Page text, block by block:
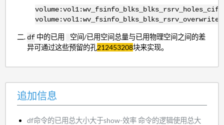
df 中的已用 空间/已用空间总量与已用物理空间之间的差
异可通过这些预留的孔212453208块来实现。
追加信息
df命令的已用总大小大于show-效率命令的逻辑使用总大